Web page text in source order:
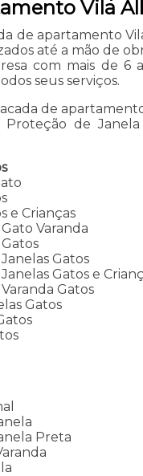
Vila
de apartamento
até a mão de
com mais de 6
seus serviços.
de
de
e Crianças
Varanda
Gatos
Gatos e
Gatos
Gatos
Preta